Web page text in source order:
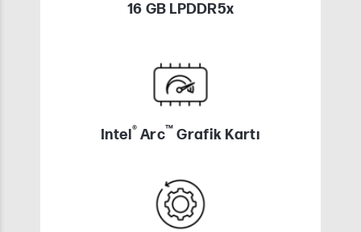
16 GB LPDDR5x
Intel® Arc™ Grafik Kartı